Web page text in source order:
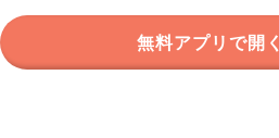
無料アプリで開く